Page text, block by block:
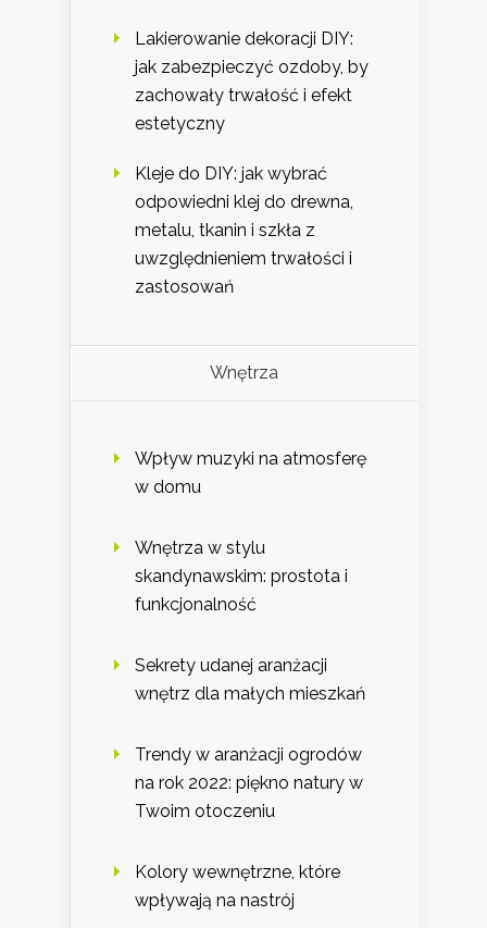
Lakierowanie dekoracji DIY:
jak zabezpieczyć ozdoby, by
zachowały trwałość i efekt
estetyczny
Kleje do DIY: jak wybrać
odpowiedni klej do drewna,
metalu, tkanin i szkła z
uwzględnieniem trwałości i
zastosowań
Wnętrza
Wpływ muzyki na atmosferę
w domu
Wnętrza w stylu
skandynawskim: prostota i
funkcjonalność
Sekrety udanej aranżacji
wnętrz dla małych mieszkań
Trendy w aranżacji ogrodów
na rok 2022: piękno natury w
Twoim otoczeniu
Kolory wewnętrzne, które
wpływają na nastrój